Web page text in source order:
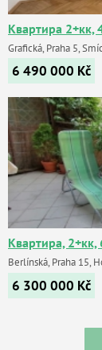
Квартира 2+кк,
Grafická, Praha 5,
6 490 000 Kč
Квартира,
Berlínská, Praha 15,
6 300 000 Kč